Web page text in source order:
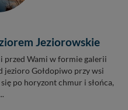
Jeziorowskie
i przed Wami w formie galerii
jezioro Gołdopiwo przy wsi
po horyzont chmur i słońca,